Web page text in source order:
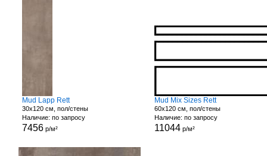
Mud Lapp Rett
30x120 см, пол/стены
Наличие: по запросу
7456 р/м²
Mud Mix Sizes Rett
60x120 см, пол/стены
Наличие: по запросу
11044 р/м²